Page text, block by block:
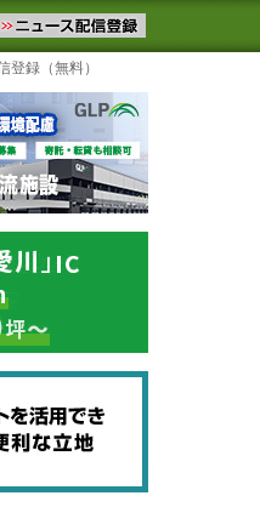
。物流ニュースメール
見るテーマ
登録（無料）